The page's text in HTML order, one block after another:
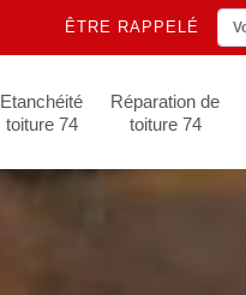
ÊTRE RAPPELÉ
Etanchéité
toiture 74
Réparation de
toiture 74